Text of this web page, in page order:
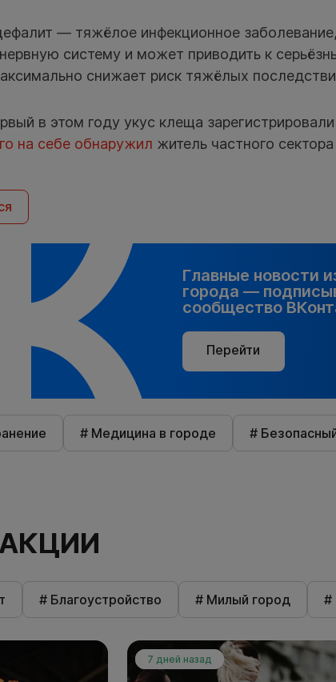
— тяжёлое инфекционное
систему и может приводить к
снижает риск тяжёлых
в этом году укус клеща
на себе обнаружил житель частного
Главные новости
города —
сообщество
Перейти
# Медицина в городе #
# Благоустройство # Милый город #
7 дней назад